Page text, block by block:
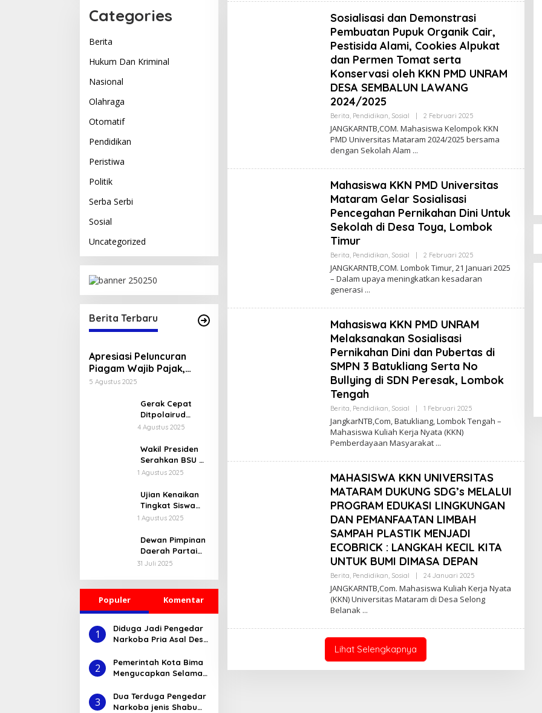
Categories
Berita
Hukum Dan Kriminal
Nasional
Olahraga
Otomatif
Pendidikan
Peristiwa
Politik
Serba Serbi
Sosial
Uncategorized
Berita Terbaru
Apresiasi Peluncuran
Piagam Wajib Pajak,
Wakil Gubernur Dorong
Transparan dan Adil
5 Agustus 2025
Gerak Cepat
Ditpolairud
Polda NTB
Nelayan Korban
Kapal
Tenggelam di
4 Agustus 2025
Wakil Presiden
Serahkan BSU di
NTB: Utamakan
Bukan Rokok
1 Agustus 2025
Ujian Kenaikan
Tingkat Siswa
Tapak Suci
Daerah 368 di
SMK
Muhammadiyah
1 Agustus 2025
Dewan Pimpinan
Daerah Partai
Nasdem
Memanggil.”
31 Juli 2025
Populer Komentar
1
Diduga Jadi Pengedar
Narkoba Pria Asal Desa
Opsanal Sat-
Resnarkoba Polres
2
Pemerintah Kota Bima
Mengucapkan Selamat
Muharam 1445 H
3
Dua Terduga Pengedar
Narkoba jenis Shabu
Sosialisasi dan Demonstrasi
Pembuatan Pupuk Organik Cair,
Pestisida Alami, Cookies Alpukat
dan Permen Tomat serta
Konservasi oleh KKN PMD UNRAM
DESA SEMBALUN LAWANG
2024/2025
Berita, Pendidikan, Sosial 2 Februari 2025Oleh
NTB
JANGKARNTB,COM. Mahasiswa Kelompok KKN
PMD Universitas Mataram 2024/2025 bersama
dengan Sekolah Alam
Mahasiswa KKN PMD Universitas
Mataram Gelar Sosialisasi
Pencegahan Pernikahan Dini Untuk
Sekolah di Desa Toya, Lombok
Timur
Berita, Pendidikan, Sosial 2 Februari 2025Oleh
NTB
JANGKARNTB,COM. Lombok Timur, 21 Januari 2025
– Dalam upaya meningkatkan kesadaran
generasi
Mahasiswa KKN PMD UNRAM
Melaksanakan Sosialisasi
Pernikahan Dini dan Pubertas di
SMPN 3 Batukliang Serta No
Bullying di SDN Peresak, Lombok
Tengah
Berita, Pendidikan, Sosial 1 Februari 2025Oleh
NTB
JangkarNTB,Com, Batukliang, Lombok Tengah –
Mahasiswa Kuliah Kerja Nyata (KKN)
Pemberdayaan Masyarakat
MAHASISWA KKN UNIVERSITAS
MATARAM DUKUNG SDG’s MELALUI
PROGRAM EDUKASI LINGKUNGAN
DAN PEMANFAATAN LIMBAH
SAMPAH PLASTIK MENJADI
ECOBRICK : LANGKAH KECIL KITA
UNTUK BUMI DIMASA DEPAN
Berita, Pendidikan, Sosial 24 Januari 2025Oleh
NTB
JANGKARNTB,Com. Mahasiswa Kuliah Kerja Nyata
(KKN) Universitas Mataram di Desa Selong
Belanak
Lihat Selengkapnya
DPW PAN NTB
Di Berita, Politik 17 Juli